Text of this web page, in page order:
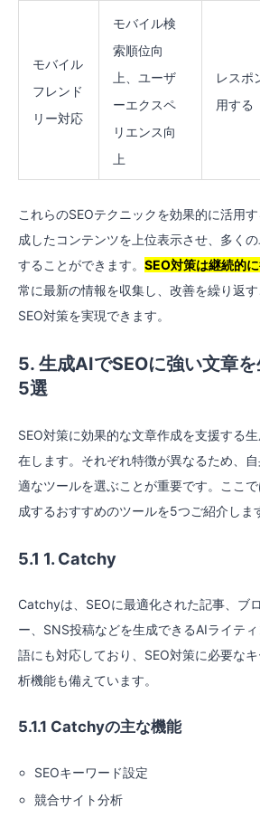
モバイル
フレンド
リー対応
モバイル検
索順位向
上、ユーザ
ーエクスペ
リエンス向
上
レスポ
用する
これらのSEOテクニックを効果的に活用
成したコンテンツを上位表示させ、多く
することができます。 SEO対策は継続的
常に最新の情報を収集し、改善を繰り返
SEO対策を実現できます。
5. 生成AIでSEOに強い文章
5選
SEO対策に効果的な文章作成を支援する
在します。それぞれ特徴が異なるため、
適なツールを選ぶことが重要です。ここ
成するおすすめのツールを5つご紹介しま
5.1 1. Catchy
Catchyは、SEOに最適化された記事、ブ
ー、SNS投稿などを生成できるAIライテ
語にも対応しており、SEO対策に必要な
析機能も備えています。
5.1.1 Catchyの主な機能
SEOキーワード設定
競合サイト分析